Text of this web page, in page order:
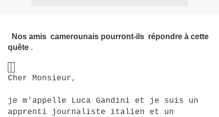
Nos amis camerounais pourront-ils répondre à cette
quête .
Cher Monsieur,
je m'appelle Luca Gandini et je suis un
apprenti journaliste italien et un